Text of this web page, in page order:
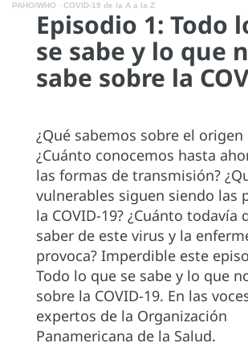
PAHO/WHO · COVID-19 de la A a la Z
Episodio 1: Todo
se sabe y lo que
sabe sobre la
¿Qué sabemos sobre el origen
¿Cuánto conocemos hasta
las formas de transmisión?
vulnerables siguen siendo las
la COVID-19? ¿Cuánto todavía
saber de este virus y la
provoca? Imperdible este
Todo lo que se sabe y lo que
sobre la COVID-19. En las
expertos de la Organización
Panamericana de la Salud.